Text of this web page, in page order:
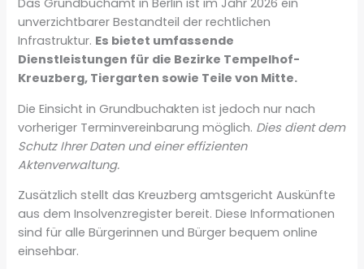
Das Grundbuchamt in Berlin ist im Jahr 2026 ein
unverzichtbarer Bestandteil der rechtlichen
Infrastruktur. Es bietet umfassende
Dienstleistungen für die Bezirke Tempelhof-
Kreuzberg, Tiergarten sowie Teile von Mitte.
Die Einsicht in Grundbuchakten ist jedoch nur nach
vorheriger Terminvereinbarung möglich. Dies dient dem
Schutz Ihrer Daten und einer effizienten
Aktenverwaltung.
Zusätzlich stellt das Kreuzberg amtsgericht Auskünfte
aus dem Insolvenzregister bereit. Diese Informationen
sind für alle Bürgerinnen und Bürger bequem online
einsehbar.